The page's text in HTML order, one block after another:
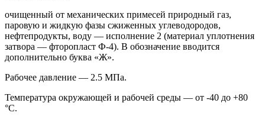
очищенный от механических примесей природный газ,
паровую и жидкую фазы сжиженных углеводородов,
нефтепродукты, воду — исполнение 2 (материал уплотнения
затвора — фторопласт Ф-4). В обозначение вводится
дополнительно буква «Ж».
Рабочее давление — 2.5 МПа.
Температура окружающей и рабочей среды — от -40 до +80
°С.